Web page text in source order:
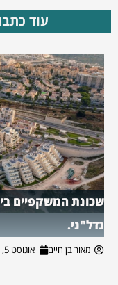
עוד
שכונת המשקפיים
נדל"ני.
מאור בן חיים אוגוסט 5, 2026